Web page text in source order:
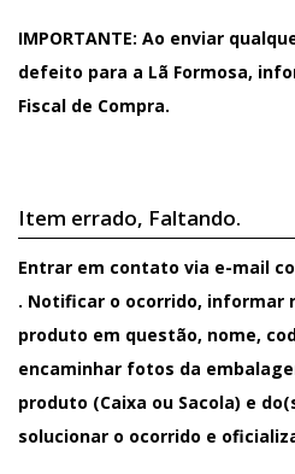
IMPORTANTE: Ao enviar
defeito para a Lã Formosa,
Fiscal de Compra.
Item errado, Faltando.
Entrar em contato via e-mail
. Notificar o ocorrido, informar
produto em questão, nome,
encaminhar fotos da
produto (Caixa ou Sacola) e
solucionar o ocorrido e